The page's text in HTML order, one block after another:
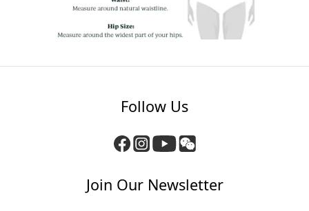
Follow Us
Join Our Newsletter